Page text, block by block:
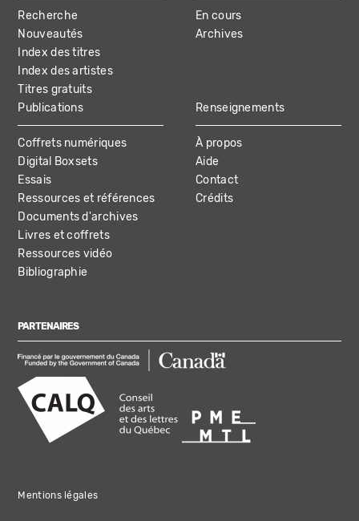
NAVIGATION
Recherche
Nouveautés
Index des titres
Index des artistes
Titres gratuits
En cours
Archives
Publications
Coffrets numériques
Digital Boxsets
Essais
Ressources et références
Documents d'archives
Livres et coffrets
Ressources vidéo
Bibliographie
Renseignements
À propos
Aide
Contact
Crédits
PARTENAIRES
Mentions légales